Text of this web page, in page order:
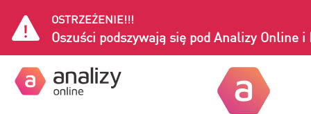
OSTRZEŻENIE!!!
Oszuści podszywają się pod Analizy Online i